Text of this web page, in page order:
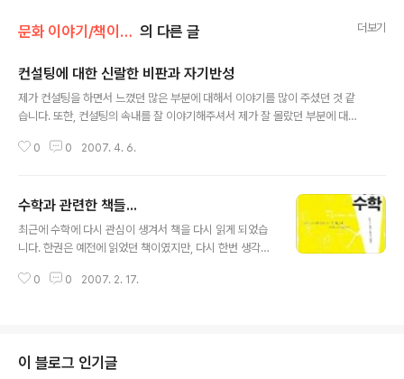
문화 이야기/책이야기 의 다른 글 더보기
컨설팅에 대한 신랄한 비판과 자기반성
제가 컨설팅을 하면서 느꼈던 많은 부분에 대해서 이야기를 많이 주셨던 것 같
습니다. 또한, 컨설팅의 속내를 잘 이야기해주셔서 제가 잘 몰랐던 부분에 대해
생각나는 것은 많은 분들이 컨설턴트 무용론에 대해서 이야기하지만, 전 제가
하고 노력했던 것 같습니다. 물론, 정치적인 이유나 조직적인 이유로 인해서 고
객이 원하는 결과를 꼭 주는 못한 부분이 있지만... 하지만, 누군가 이야기했어야
만 했을 이야기를 잘 해주신 것 같고, 그러한 비판을 받지않는 사람이 되도록 노
0 0 2007. 4. 6.
수학과 관련한 책들...
최근에 수학에 다시 관심이 생겨서 책을 다시 읽게 되었습
니다. 한권은 예전에 읽었던 책이였지만, 다시 한번 생각을
고 있던 생각과 너무 같은 책이여서 사게 되었네요. 1. 새빨
만 많았는데, 요사이 통계를 쉽게 이해할 수 있는 책들이 많
이 나오고 있어서 좋은 것 같기는 하지만, 실제로 통계를 무
0 0 2007. 2. 17.
이 블로그 인기글